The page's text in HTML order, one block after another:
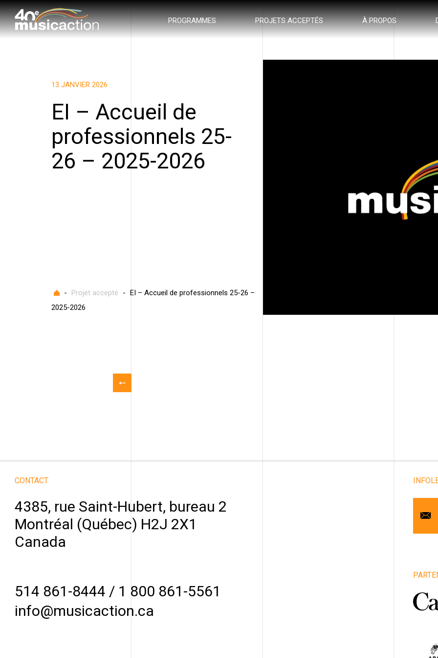
PROGRAMMES PROJETS ACCEPTÉS À PROPOS
13 JANVIER 2026
EI – Accueil de
professionnels 25-
26 – 2025-2026
Accueil
- Projet accepté - EI – Accueil de professionnels 25-26 –
2025-2026
CONTACT
4385, rue Saint-Hubert, bureau 2
Montréal (Québec) H2J 2X1
Canada
514 861-8444 / 1 800 861-5561
info@musicaction.ca